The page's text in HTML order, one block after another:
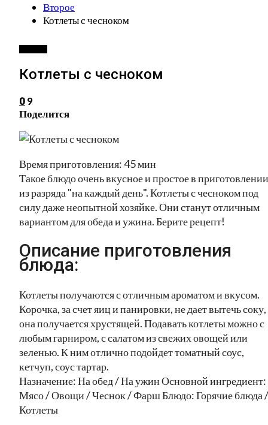
Второе
Котлеты с чесноком
Котлеты с чесноком
0 9
Поделится
Время приготовления: 45 мин
Такое блюдо очень вкусное и простое в
из разряда "на каждый день". Котлеты с чесноком под
силу даже неопытной хозяйке. Они станут отличным
вариантом для обеда и ужина. Берите рецепт!
Описание приготовления
блюда:
Котлеты получаются с отличным ароматом и вкусом.
Корочка, за счет яиц и панировки, не дает вытечь
она получается хрустящей. Подавать котлеты можно с
любым гарниром, с салатом из свежих овощей или
зеленью. К ним отлично подойдет томатный соус,
кетчуп, соус тартар.
Назначение: На обед / На ужин Основной ингредиент:
Мясо / Овощи / Чеснок / Фарш Блюдо: Горячие блюда /
Котлеты